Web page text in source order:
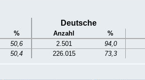
Deutsche
% Anzahl %
50,6 2.501 94,0
50,4 226.015 73,3